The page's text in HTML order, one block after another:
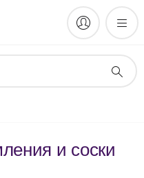
и соски